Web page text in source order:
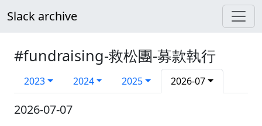
Slack archive
#fundraising-救松團-募款執行
2023 2024 2025 2026-07
2026-07-07